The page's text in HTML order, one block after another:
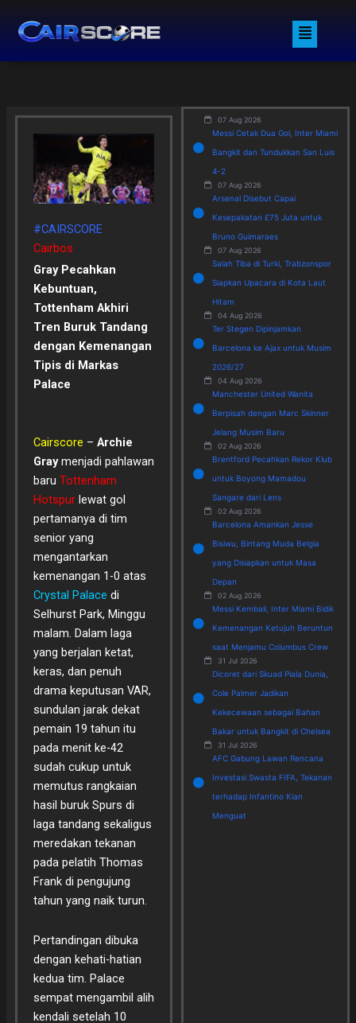
content
Menu
#CAIRSCORE
Cairbos
Gray Pecahkan
Kebuntuan,
Tottenham Akhiri
Tren Buruk Tandang
dengan Kemenangan
Tipis di Markas
Palace
Cairscore – Archie
Graymenjadi pahlawan
baru Tottenham
Hotspurlewat gol
pertamanya di tim
senior yang
mengantarkan
kemenangan 1-0 atas
Crystal Palace di
Selhurst Park, Minggu
malam. Dalam laga
yang berjalan ketat,
keras, dan penuh
drama keputusan VAR,
sundulan jarak dekat
pemain 19 tahun itu
pada menit ke-42
sudah cukup untuk
memutus rangkaian
hasil buruk Spurs di
laga tandang sekaligus
meredakan tekanan
pada pelatih Thomas
Frank di pengujung
tahun yang naik turun.
Pertandingan dibuka
dengan kehati-hatian
kedua tim. Palace
sempat mengambil alih
kendali setelah 10
07 Aug 2026
Messi Cetak Dua Gol, Inter Miami
Bangkit dan Tundukkan San Luis
4-2
07 Aug 2026
Arsenal Disebut Capai
Kesepakatan £75 Juta untuk
Bruno Guimaraes
07 Aug 2026
Salah Tiba di Turki, Trabzonspor
Siapkan Upacara di Kota Laut
Hitam
04 Aug 2026
Ter Stegen Dipinjamkan
Barcelona ke Ajax untuk Musim
2026/27
04 Aug 2026
Manchester United Wanita
Berpisah dengan Marc Skinner
Jelang Musim Baru
02 Aug 2026
Brentford Pecahkan Rekor Klub
untuk Boyong Mamadou
Sangare dari Lens
02 Aug 2026
Barcelona Amankan Jesse
Bisiwu, Bintang Muda Belgia
yang Disiapkan untuk Masa
Depan
02 Aug 2026
Messi Kembali, Inter Miami Bidik
Kemenangan Ketujuh Beruntun
saat Menjamu Columbus Crew
31 Jul 2026
Dicoret dari Skuad Piala Dunia,
Cole Palmer Jadikan
Kekecewaan sebagai Bahan
Bakar untuk Bangkit di Chelsea
31 Jul 2026
AFC Gabung Lawan Rencana
Investasi Swasta FIFA, Tekanan
terhadap Infantino Kian
Menguat